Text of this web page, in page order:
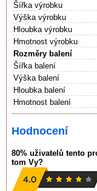
Šířka výrobku
Výška výrobku
Hloubka výrobku
Hmotnost výrobku
Rozměry balení
Šířka balení
Výška balení
Hloubka balení
Hmotnost balení
Hodnocení
80% uživatelů tento
tom Vy?